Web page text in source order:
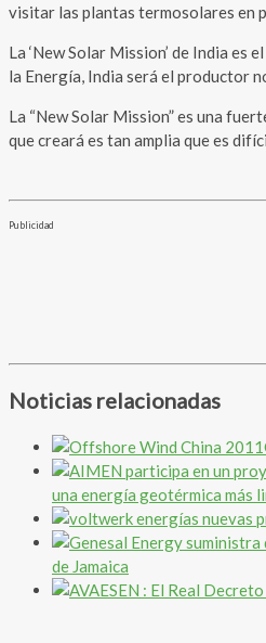
visitar las plantas termosolares en
La ‘New Solar Mission’ de India
la Energía, India será el productor
La “New Solar Mission” es una
que creará es tan amplia que es
Publicidad
Noticias relacionadas
una energía geotérmica más
de Jamaica